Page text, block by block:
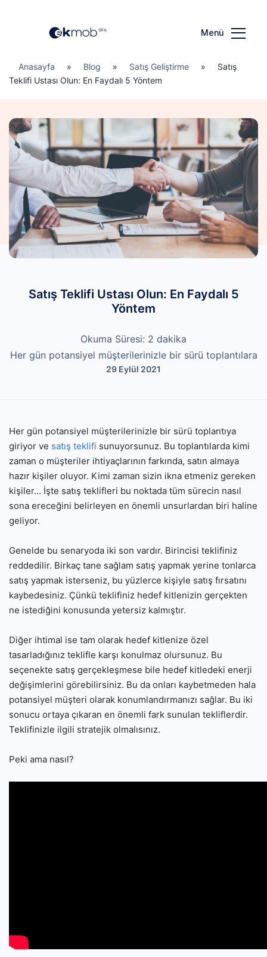
Menü
Anasayfa » Blog » Satış Geliştirme »
Satış
Teklifi Ustası Olun: En Faydalı 5 Yöntem
Satış Teklifi Ustası Olun: En Faydalı 5
Yöntem
Okuma Süresi: 2 dakika
Her gün potansiyel müşterilerinizle bir sürü toplantılara
29 Eylül 2021
Her gün potansiyel müşterilerinizle bir sürü toplantıya
giriyor ve satış teklifi sunuyorsunuz. Bu toplantılarda kimi
zaman o müşteriler ihtiyaçlarının farkında, satın almaya
hazır kişiler oluyor. Kimi zaman sizin ikna etmeniz gereken
kişiler… İşte satış teklifleri bu noktada tüm sürecin nasıl
sona ereceğini belirleyen en önemli unsurlardan biri haline
geliyor.
Genelde bu senaryoda iki son vardır. Birincisi teklifiniz
reddedilir. Birkaç tane sağlam satış yapmak yerine tonlarca
satış yapmak isterseniz, bu yüzlerce kişiyle satış fırsatını
kaybedesiniz. Çünkü teklifiniz hedef kitlenizin gerçekten
ne istediğini konusunda yetersiz kalmıştır.
Diğer ihtimal ise tam olarak hedef kitlenize özel
tasarladığınız teklifle karşı konulmaz olursunuz. Bu
seçenekte satış gerçekleşmese bile hedef kitledeki enerji
değişimlerini görebilirsiniz. Bu da onları kaybetmeden hala
potansiyel müşteri olarak konumlandırmanızı sağlar. Bu iki
sonucu ortaya çıkaran en önemli fark sunulan tekliflerdir.
Teklifinizle ilgili stratejik olmalısınız.
Peki ama nasıl?